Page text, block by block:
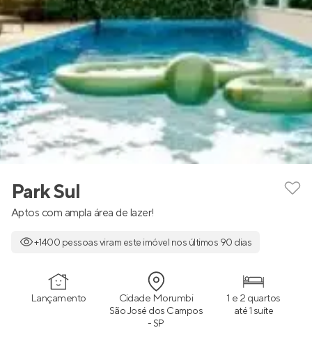
Park Sul
Aptos com ampla área de lazer!
+1400 pessoas viram este imóvel nos últimos 90 dias
Lançamento Cidade Morumbi
São José dos Campos
- SP
1 e 2 quartos
até 1 suíte